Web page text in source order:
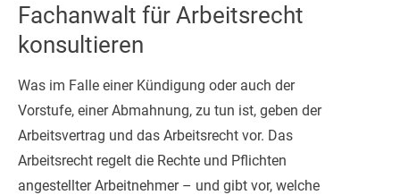
Fachanwalt für Arbeitsrecht
konsultieren
Was im Falle einer Kündigung oder auch der
Vorstufe, einer Abmahnung, zu tun ist, geben der
Arbeitsvertrag und das Arbeitsrecht vor. Das
Arbeitsrecht regelt die Rechte und Pflichten
angestellter Arbeitnehmer – und gibt vor, welche